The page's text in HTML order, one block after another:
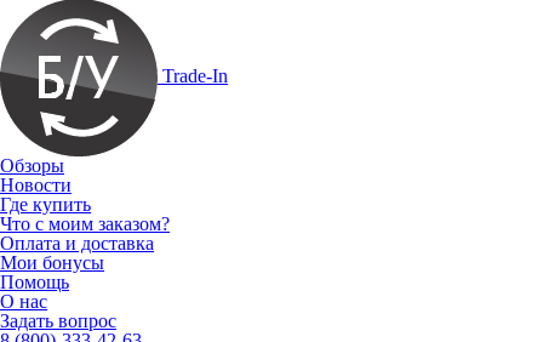
Trade-In
Обзоры
Новости
Где купить
Что с моим заказом?
Оплата и доставка
Мои бонусы
Помощь
О нас
Задать вопрос